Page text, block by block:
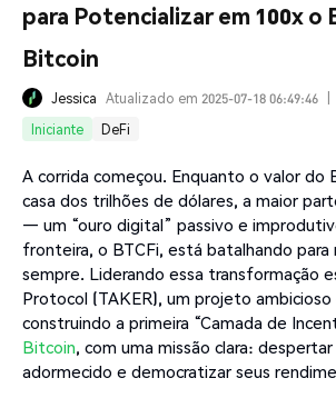
para Potencializar em 100x o
Bitcoin
Jessica Atualizado em 2025-07-18 06:49:46
Iniciante
DeFi
A corrida começou. Enquanto o valor do
casa dos trilhões de dólares, a maior
— um “ouro digital” passivo e
fronteira, o BTCFi, está batalhando para
sempre. Liderando essa transformação
Protocol (TAKER), um projeto
construindo a primeira “Camada de
Bitcoin, com uma missão clara:
adormecido e democratizar seus